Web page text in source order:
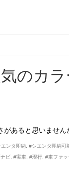
のカラ
があると思いませ
エンタ即納 ,#シエンタ即納可
ビ ,#実車 ,#現行 ,#車ファッ